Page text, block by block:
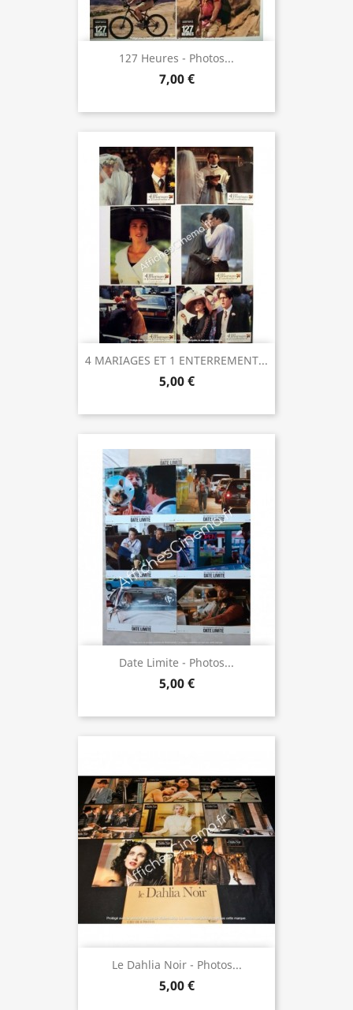
127 Heures - Photos...
7,00 €
4 MARIAGES ET 1 ENTERREMENT...
5,00 €
Date Limite - Photos...
5,00 €
Le Dahlia Noir - Photos...
5,00 €